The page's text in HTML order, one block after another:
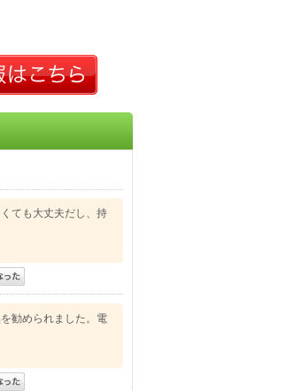
ても大丈夫だし、持
勧められました。電